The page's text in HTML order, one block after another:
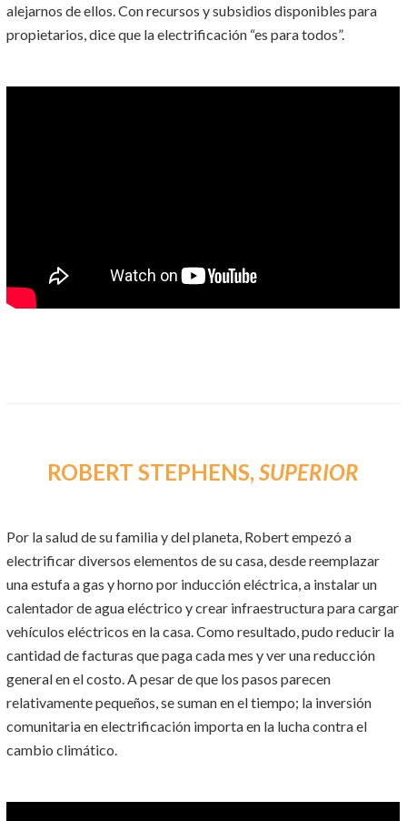
alejarnos de ellos. Con recursos y subsidios disponibles para
propietarios, dice que la electrificación “es para todos”.
ROBERT STEPHENS,SUPERIOR
Por la salud de su familia y del planeta, Robert empezó a
electrificar diversos elementos de su casa, desde reemplazar
una estufa a gas y horno por inducción eléctrica, a instalar un
calentador de agua eléctrico y crear infraestructura para cargar
vehículos eléctricos en la casa. Como resultado, pudo reducir la
cantidad de facturas que paga cada mes y ver una reducción
general en el costo. A pesar de que los pasos parecen
relativamente pequeños, se suman en el tiempo; la inversión
comunitaria en electrificación importa en la lucha contra el
cambio climático.